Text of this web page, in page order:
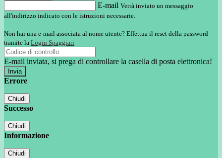
E-mail Verrà inviato un messaggio
all'indirizzo indicato con le istruzioni necessarie.
Non hai una e-mail associata al nome utente? Effettua il reset della password
tramite la Login Spaggiari
E-mail inviata, si prega di controllare la casella di posta elettronica!
Errore
Chiudi
Successo
Chiudi
Informazione
Chiudi